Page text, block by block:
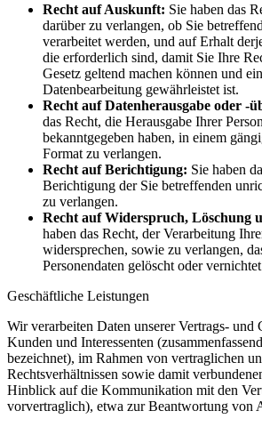
Recht auf Auskunft: Sie haben das
darüber zu verlangen, ob Sie
verarbeitet werden, und auf Erhalt
die erforderlich sind, damit Sie Ihre
Gesetz geltend machen können und
Datenbearbeitung gewährleistet ist.
Recht auf Datenherausgabe oder -
das Recht, die Herausgabe Ihrer
bekanntgegeben haben, in einem
Format zu verlangen.
Recht auf Berichtigung: Sie haben
Berichtigung der Sie betreffenden
zu verlangen.
Recht auf Widerspruch, Löschung
haben das Recht, der Verarbeitung
widersprechen, sowie zu verlangen,
Personendaten gelöscht oder
Geschäftliche Leistungen
Wir verarbeiten Daten unserer Vertrags- und
Kunden und Interessenten
bezeichnet), im Rahmen von vertraglichen
Rechtsverhältnissen sowie damit
Hinblick auf die Kommunikation mit den
vorvertraglich), etwa zur Beantwortung von